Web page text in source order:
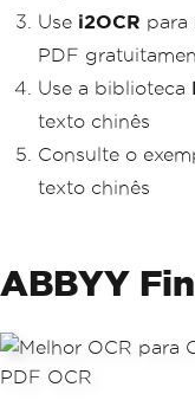
Use i2OCR para
PDF
Use a biblioteca
texto chinês
Consulte o
texto chinês
ABBYY